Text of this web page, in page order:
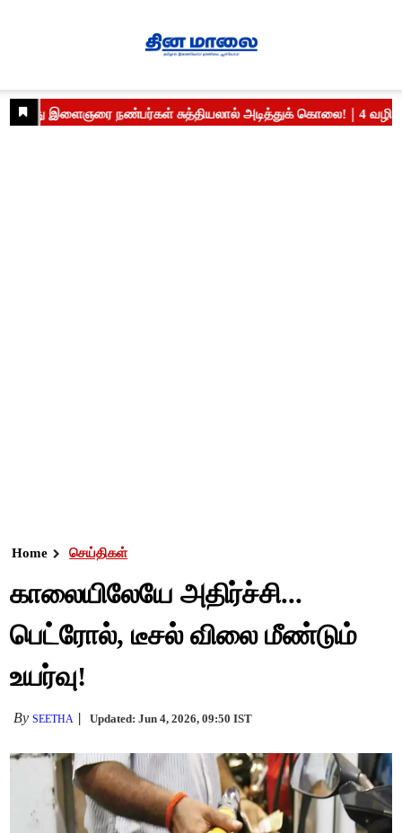
Home செய்திகள்
காலையிலேயே அதிர்ச்சி...
பெட்ரோல், டீசல் விலை மீண்டும்
உயர்வு!
BySEETHA Updated: Jun 4, 2026, 09:50 IST